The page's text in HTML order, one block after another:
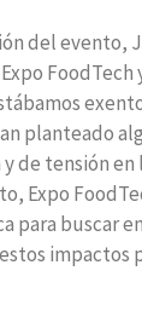
del evento,
FoodTech
planteado
de tensión en
Expo
para buscar
impactos